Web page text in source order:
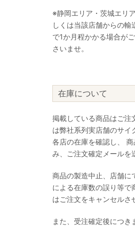
※静岡エリア・茨城エリ
しくは当該店舗からの輸
で1か月程かかる場合が
さいませ。
在庫について
掲載している商品はご注
は弊社系列実店舗のサイ
各店の在庫を確認し、
み、ご注文確定メールを
商品の製造中止、店舗に
による在庫数の誤り等で
はご注文をキャンセルさ
また、受注確定後につ